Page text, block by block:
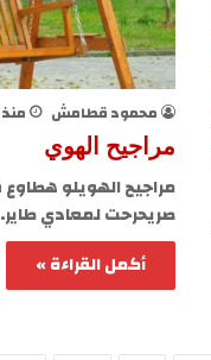
محمود قطامش منذ 3 أسابيع
مراجيح الهوي
مراجيح الهويلو
صريحرحت لمعادي
أكمل القراءة »